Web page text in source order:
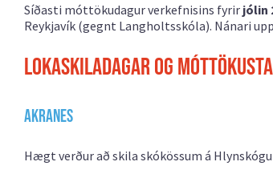
Síðasti móttökudagur verkefnisins fyrir jólin
Reykjavík (gegnt Langholtsskóla). Nánari
Lokaskiladagar og
Akranes
Hægt verður að skila skókössum á